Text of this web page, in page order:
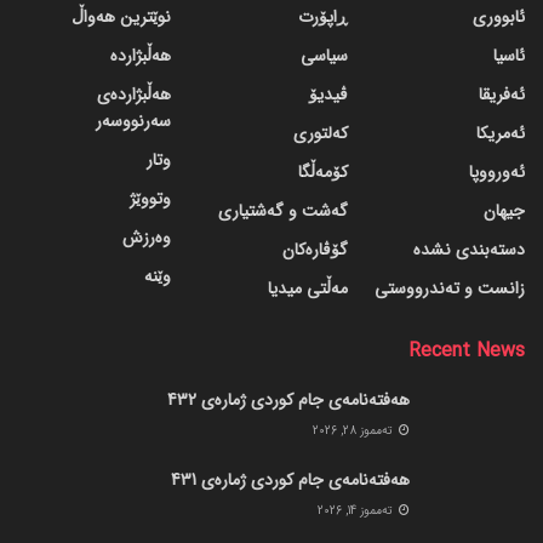
ئابووری
ئاسیا
ئەفریقا
ئەمریکا
ئەورووپا
جیهان
دسته‌بندی نشده
زانست و تەندرووستی
ڕاپۆرت
سیاسی
ڤیدیۆ
کەلتوری
کۆمەڵگا
گه‌شت و گه‌شتیاری
گۆڤاره‌کان
مەڵتی میدیا
نوێترین هەواڵ
هەڵبژاردە
هەڵبژاردەی
سەرنووسەر
وتار
وتووێژ
وەرزش
وێنە
Recent News
هەفتەنامەی جام کوردی ژمارەی 432
ته‌مموز 28, 2026
هەفتەنامەی جام کوردی ژمارەی 431
ته‌مموز 14, 2026